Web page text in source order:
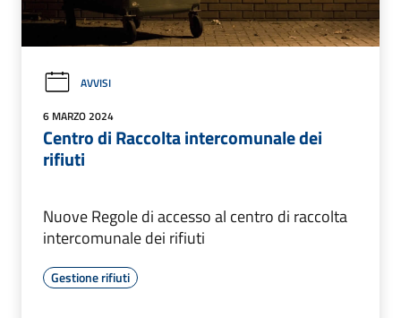
AVVISI
6 MARZO 2024
Centro di Raccolta intercomunale dei
rifiuti
Nuove Regole di accesso al centro di raccolta
intercomunale dei rifiuti
Gestione rifiuti